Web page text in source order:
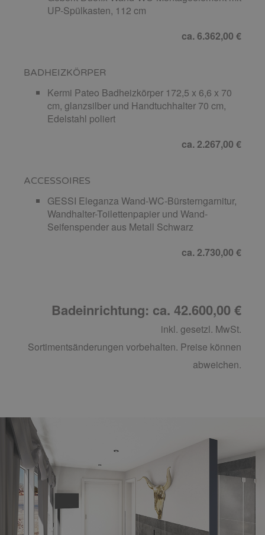
UP-Spülkasten, 112 cm
ca. 6.362,00 €
BADHEIZKÖRPER
Kermi Pateo Badheizkörper 172,5 x 6,6 x 70
cm, glanzsilber und Handtuchhalter 70 cm,
Edelstahl poliert
ca. 2.267,00 €
ACCESSOIRES
GESSI Eleganza Wand-WC-Bürsterngarnitur,
Wandhalter-Toilettenpapier und Wand-
Seifenspender aus Metall Schwarz
ca. 2.730,00 €
Badeinrichtung: ca. 42.600,00 €
inkl. gesetzl. MwSt.
Sortimentsänderungen vorbehalten. Preise können
abweichen.